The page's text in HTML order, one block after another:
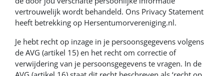
vertrouwelijk wordt behandeld. Ons Privacy Statement
heeft betrekking op Hersentumorvereniging.nl.
Je hebt recht op inzage in je persoonsgegevens volgens
de AVG (artikel 15) en het recht om correctie of
verwijdering van je persoonsgegevens te vragen. In de